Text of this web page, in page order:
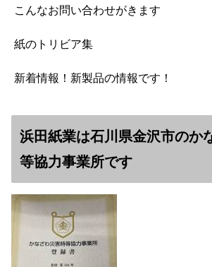
こんなお問い合わせがきます
紙のトリビア集
新着情報！新製品の情報です！
浜田紙業は石川県金沢市のか
等協力事業所です